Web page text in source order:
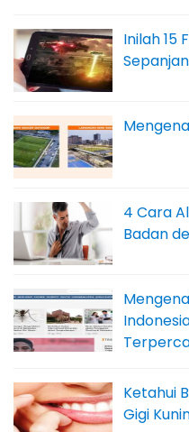
Inilah 15
4 Cara
Badan
Ketahui
Gigi